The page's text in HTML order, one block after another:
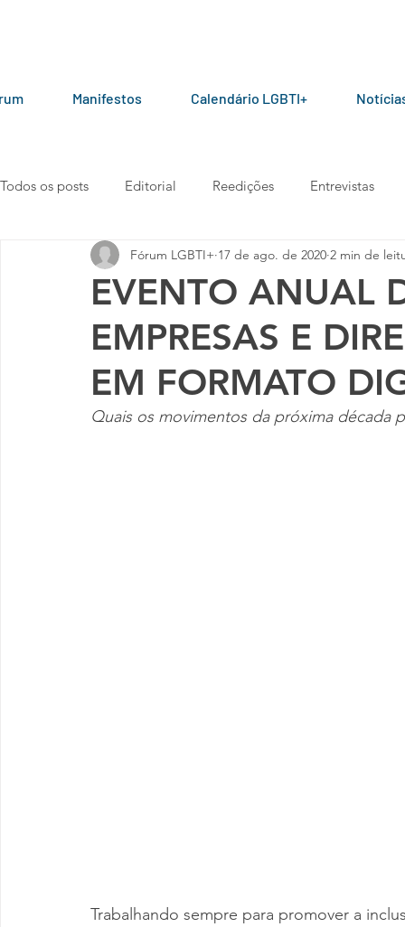
Manifestos Calendário LGBTI+
Todos os posts Editorial Reedições Entrevistas
LGBT+ pelo mundo Por parceiros do Fórum
101010 Carta aberta Manifesto
EVENTO ANUAL
EMPRESAS E
EM FORMATO
Fórum LGBTI+ 17 de ago. de 2020 2 min de
Quais os movimentos da próxima década
Trabalhando sempre para promover a